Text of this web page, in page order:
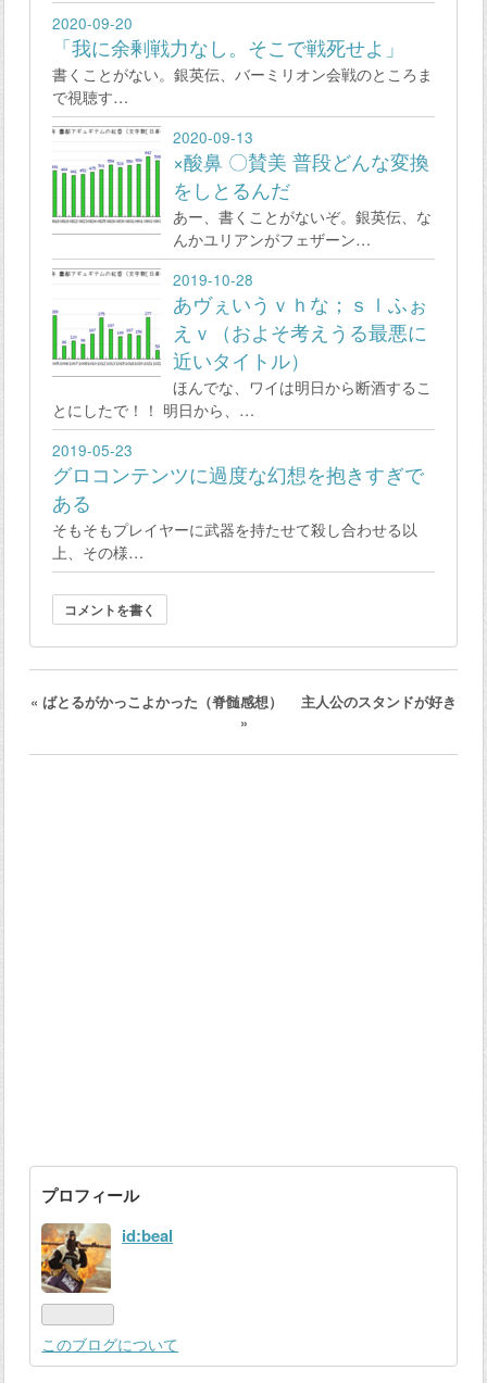
2020-09-20
「我に余剰戦力なし。そこで戦死せよ」
書くことがない。銀英伝、バーミリオン会戦のところま
で視聴す…
2020-09-13
×酸鼻 〇賛美 普段どんな変換
をしとるんだ
あー、書くことがないぞ。銀英伝、な
んかユリアンがフェザーン…
2019-10-28
あヴぇいうｖｈな；ｓｌふぉ
えｖ（およそ考えうる最悪に
近いタイトル）
ほんでな、ワイは明日から断酒するこ
とにしたで！！ 明日から、…
2019-05-23
グロコンテンツに過度な幻想を抱きすぎで
ある
そもそもプレイヤーに武器を持たせて殺し合わせる以
上、その様…
コメントを書く
«ばとるがかっこよかった（脊髄感想）
主人公のスタンドが好き
»
プロフィール
id:beal
このブログについて